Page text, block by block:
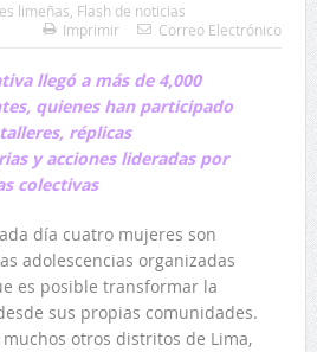
limeñas, Flash de noticias
Imprimir Correo Electrónico
llegó a más de 4,000
quienes han participado
réplicas
y acciones lideradas por
colectivas
día cuatro mujeres son
adolescencias organizadas
es posible transformar la
sus propias comunidades.
muchos otros distritos de Lima,